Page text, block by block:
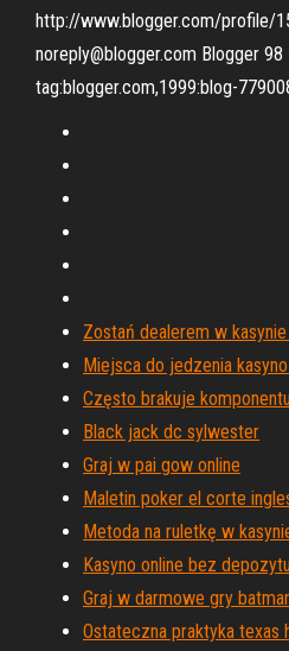
http://www.blogger.com/profile/
noreply@blogger.com Blogger 98
tag:blogger.com,1999:blog-
Zostań dealerem w kasynie
Miejsca do jedzenia
Często brakuje
Black jack dc sylwester
Graj w pai gow online
Maletin poker el corte
Metoda na ruletkę w
Kasyno online bez
Graj w darmowe gry
Ostateczna praktyka texas